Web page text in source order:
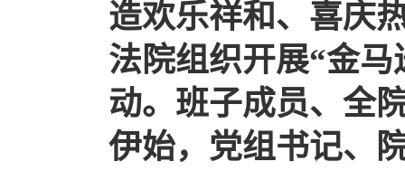
造欢乐祥和、喜庆
法院组织开展“金马
动。班子成员、全
伊始，党组书记、